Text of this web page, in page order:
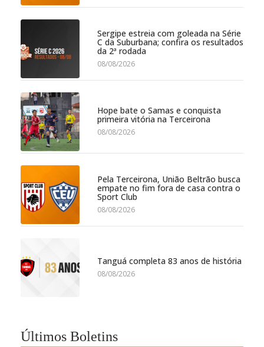
Sergipe estreia com goleada na Série
C da Suburbana; confira os resultados
da 2ª rodada
08/08/2026
Hope bate o Samas e conquista
primeira vitória na Terceirona
08/08/2026
Pela Terceirona, União Beltrão busca
empate no fim fora de casa contra o
Sport Club
08/08/2026
Tanguá completa 83 anos de história
08/08/2026
Últimos Boletins